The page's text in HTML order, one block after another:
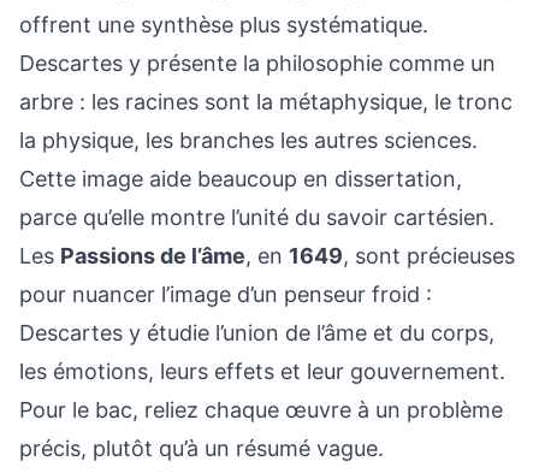
offrent une synthèse plus systématique.
Descartes y présente la philosophie comme un
arbre : les racines sont la métaphysique, le tronc
la physique, les branches les autres sciences.
Cette image aide beaucoup en dissertation,
parce qu’elle montre l’unité du savoir cartésien.
Les Passions de l’âme, en 1649, sont précieuses
pour nuancer l’image d’un penseur froid :
Descartes y étudie l’union de l’âme et du corps,
les émotions, leurs effets et leur gouvernement.
Pour le bac, reliez chaque œuvre à un problème
précis, plutôt qu’à un résumé vague.